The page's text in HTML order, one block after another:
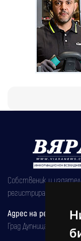
Собственик и
регистрирана на
Адрес на редакцията
Град Дупница,